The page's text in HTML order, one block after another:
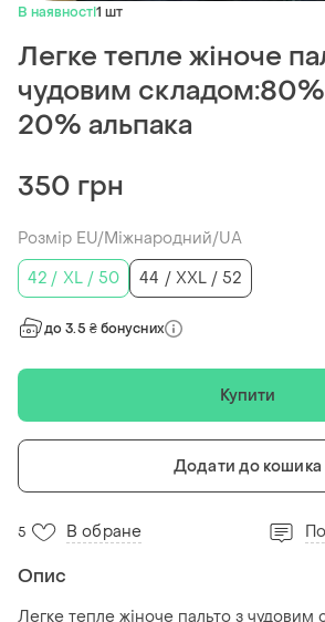
В наявності1 шт
Легке тепле жіноче
чудовим
20% альпака
350 грн
Розмір EU/Міжнародний/UA
42 / XL / 50
44 / XXL / 52
до 3.5 ₴ бонусних
Купити
Додати до кошика
5 В обране
Опис
Легке тепле жіноче пальто з чудовим